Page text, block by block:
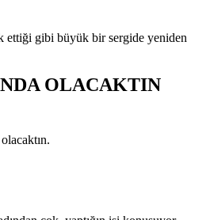
ettiği gibi büyük bir sergide yeniden
OLACAKTIN